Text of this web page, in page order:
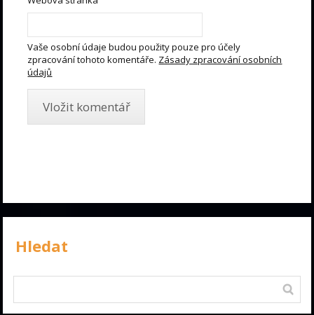
Vaše osobní údaje budou použity pouze pro účely
zpracování tohoto komentáře. Zásady zpracování osobních
údajů
Hledat